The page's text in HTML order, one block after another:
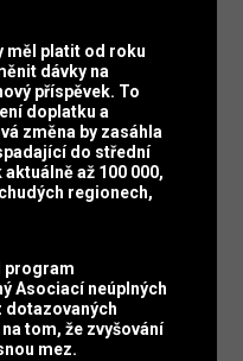
měl platit od roku
dávky na
příspěvek. To
doplatku a
změna by zasáhla
do střední
až 100 000,
regionech,
program
Asociací neúplných
dotazovaných
tom, že zvyšování
mez.